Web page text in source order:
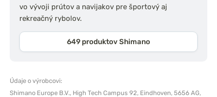
vo vývoji prútov a navijakov pre športový aj
rekreačný rybolov.
649 produktov Shimano
Údaje o výrobcovi:
Shimano Europe B.V., High Tech Campus 92, Eindhoven, 5656 AG,